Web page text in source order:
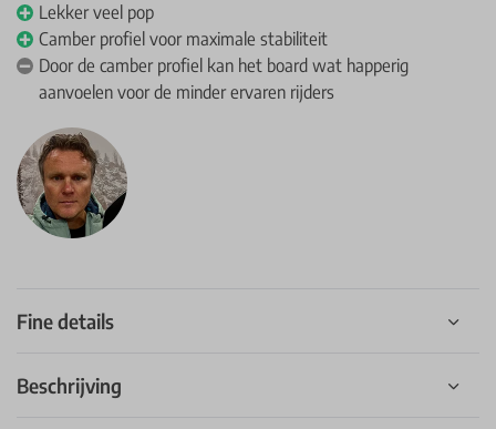
Lekker veel pop
Camber profiel voor maximale stabiliteit
Door de camber profiel kan het board wat happerig
aanvoelen voor de minder ervaren rijders
Fine details
Beschrijving